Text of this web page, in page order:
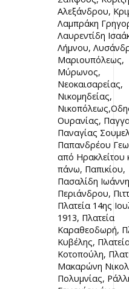
Αλεξάνδρου,
Λαμπράκη
Λαυρεντίδη
Λήμνου,
Μαριουπόλεως,
Μύρωνος,
Νεοκαισαρείας,
Νικομηδείας,
Ουρανίας,
Παναγίας
Παπανδρέου
από Ηρακλείτου
πάνω, Παπικίου,
Πασαλίδη
Περιάνδρου,
Πλατεία 14ης
1913, Πλατεία
Καραθεοδωρή,
Κυβέλης,
Κοτοπούλη,
Μακαρώνη
Πολυμνίας,